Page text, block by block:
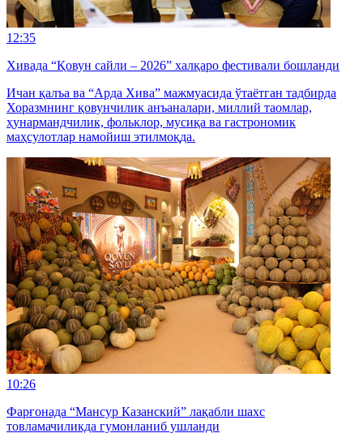
12:35
Хивада “Қовун сайли – 2026” халқаро фестивали бошланди
Ичан қалъа ва “Арда Хива” мажмуасида ўтаётган тадбирда
Хоразмнинг қовунчилик анъаналари, миллий таомлар,
ҳунармандчилик, фольклор, мусиқа ва гастрономик
маҳсулотлар намойиш этилмоқда.
10:26
Фарғонада “Мансур Казанский” лақабли шахс
товламачиликда гумонланиб ушланди